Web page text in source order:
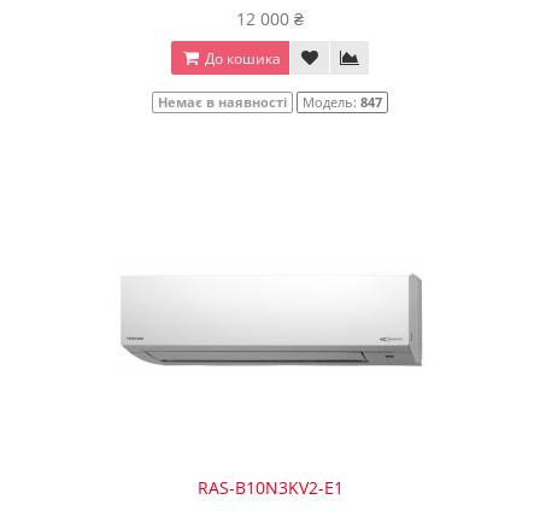
12 000 ₴
До кошика
Немає в наявності Модель: 847
RAS-B10N3KV2-Е1